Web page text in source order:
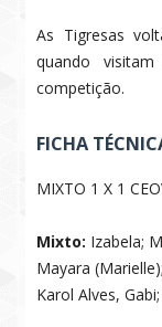
As Tigresas
quando
competição.
FICHA
MIXTO 1 X 1
Mixto: Izabela;
Mayara
Karol Alves,